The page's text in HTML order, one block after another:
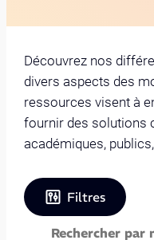
Découvrez nos
divers aspects des
ressources visent à
fournir des solutions
académiques,
Filtres